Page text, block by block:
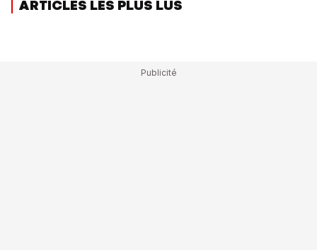
ARTICLES LES PLUS LUS